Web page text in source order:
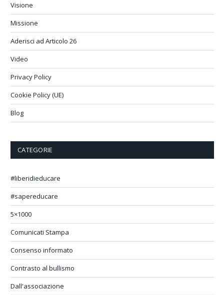
Visione
Missione
Aderisci ad Articolo 26
Video
Privacy Policy
Cookie Policy (UE)
Blog
CATEGORIE
#liberidieducare
#sapereducare
5×1000
Comunicati Stampa
Consenso informato
Contrasto al bullismo
Dall'associazione